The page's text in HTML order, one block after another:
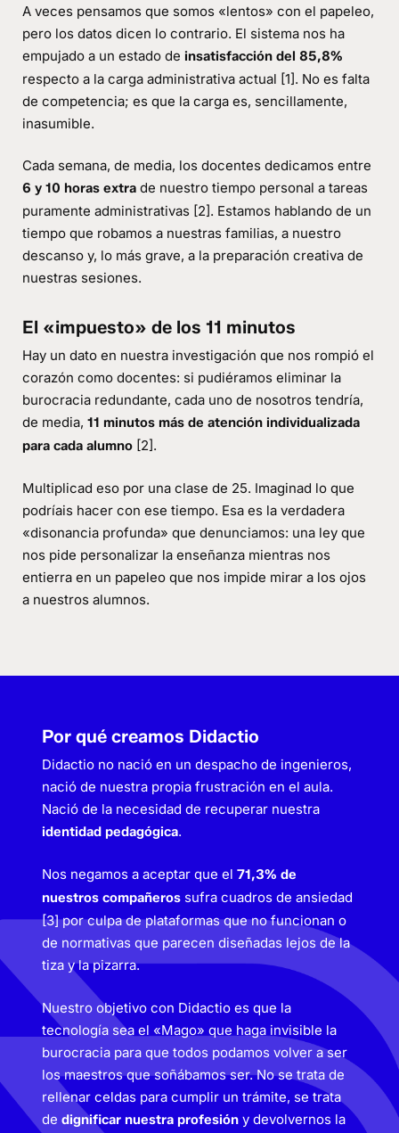
A veces pensamos que somos «lentos» con el papeleo,
pero los datos dicen lo contrario. El sistema nos ha
empujado a un estado de insatisfacción del 85,8%
respecto a la carga administrativa actual [1]. No es falta
de competencia; es que la carga es, sencillamente,
inasumible.
Cada semana, de media, los docentes dedicamos entre
6 y 10 horas extra de nuestro tiempo personal a tareas
puramente administrativas [2]. Estamos hablando de un
tiempo que robamos a nuestras familias, a nuestro
descanso y, lo más grave, a la preparación creativa de
nuestras sesiones.
El «impuesto» de los 11 minutos
Hay un dato en nuestra investigación que nos rompió el
corazón como docentes: si pudiéramos eliminar la
burocracia redundante, cada uno de nosotros tendría,
de media,11 minutos más de atención individualizada
para cada alumno [2].
Multiplicad eso por una clase de 25. Imaginad lo que
podríais hacer con ese tiempo. Esa es la verdadera
«disonancia profunda» que denunciamos: una ley que
nos pide personalizar la enseñanza mientras nos
entierra en un papeleo que nos impide mirar a los ojos
a nuestros alumnos.
Por qué creamos Didactio
Didactio no nació en un despacho de ingenieros,
nació de nuestra propia frustración en el aula.
Nació de la necesidad de recuperar nuestra
identidad pedagógica.
Nos negamos a aceptar que el71,3% de
nuestros compañeros sufra cuadros de ansiedad
[3] por culpa de plataformas que no funcionan o
de normativas que parecen diseñadas lejos de la
tiza y la pizarra.
Nuestro objetivo con Didactio es que la
tecnología sea el «Mago» que haga invisible la
burocracia para que todos podamos volver a ser
los maestros que soñábamos ser. No se trata de
rellenar celdas para cumplir un trámite, se trata
dedignificar nuestra profesión y devolvernos la